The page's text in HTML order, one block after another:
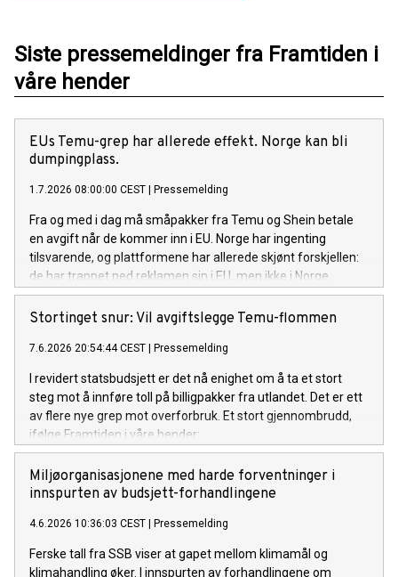
Siste pressemeldinger fra Framtiden i
våre hender
EUs Temu-grep har allerede effekt. Norge kan bli
dumpingplass.
1.7.2026 08:00:00 CEST | Pressemelding
Fra og med i dag må småpakker fra Temu og Shein betale
en avgift når de kommer inn i EU. Norge har ingenting
tilsvarende, og plattformene har allerede skjønt forskjellen:
de har trappet ned reklamen sin i EU, men ikke i Norge.
Framtiden i våre hender krever at regjeringen får på plass en
norsk Temu-avgift, på minst samme nivå som EU.
Stortinget snur: Vil avgiftslegge Temu-flommen
7.6.2026 20:54:44 CEST | Pressemelding
I revidert statsbudsjett er det nå enighet om å ta et stort
steg mot å innføre toll på billigpakker fra utlandet. Det er ett
av flere nye grep mot overforbruk. Et stort gjennombrudd,
ifølge Framtiden i våre hender:
Miljøorganisasjonene med harde forventninger i
innspurten av budsjett-forhandlingene
4.6.2026 10:36:03 CEST | Pressemelding
Ferske tall fra SSB viser at gapet mellom klimamål og
klimahandling øker. I innspurten av forhandlingene om